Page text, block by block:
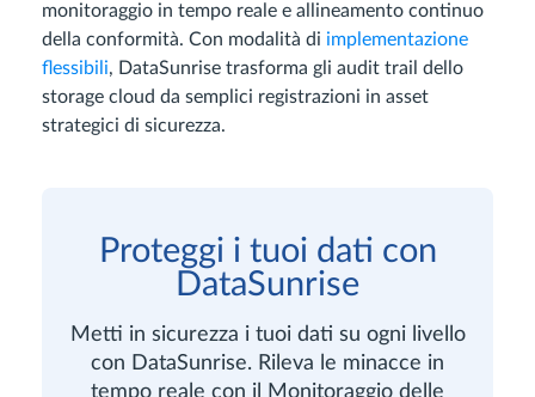
monitoraggio in tempo reale e allineamento continuo
della conformità. Con modalità di implementazione
flessibili, DataSunrise trasforma gli audit trail dello
storage cloud da semplici registrazioni in asset
strategici di sicurezza.
Proteggi i tuoi dati con
DataSunrise
Metti in sicurezza i tuoi dati su ogni livello
con DataSunrise. Rileva le minacce in
tempo reale con il Monitoraggio delle